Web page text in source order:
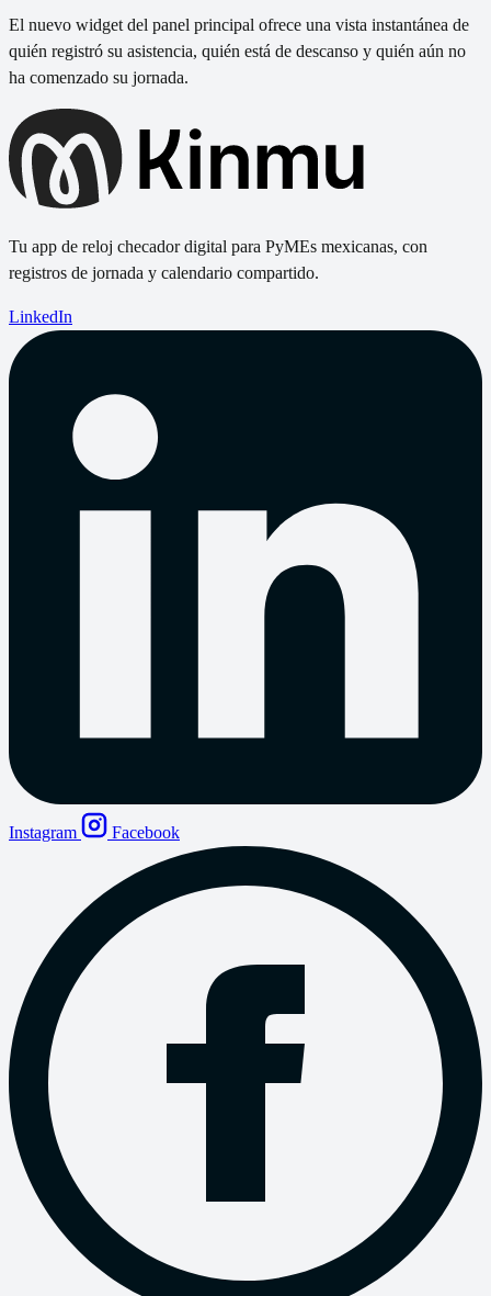
El nuevo widget del panel principal ofrece una vista instantánea de
quién registró su asistencia, quién está de descanso y quién aún no
ha comenzado su jornada.
Tu app de reloj checador digital para PyMEs mexicanas, con
registros de jornada y calendario compartido.
LinkedIn
Instagram Facebook